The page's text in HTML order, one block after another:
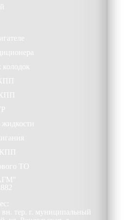
жидкости
ТО
вн. тер. г. муниципальный